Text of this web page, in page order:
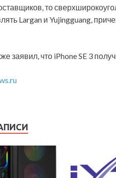
то
Largan и Yujingguang,
заявил, что iPhone SE 3